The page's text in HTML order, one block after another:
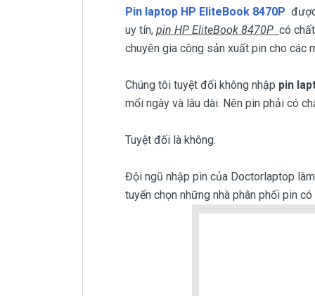
Pin laptop HP EliteBook 8470P
uy tín, pin HP EliteBook 8470P có
chuyên gia công sản xuất pin cho các
Chúng tôi tuyệt đối không nhập pin
mổi ngày và lâu dài. Nên pin phải có
Tuyệt đối là không.
Đội ngũ nhập pin của Doctorlaptop
tuyển chọn những nhà phân phối pin